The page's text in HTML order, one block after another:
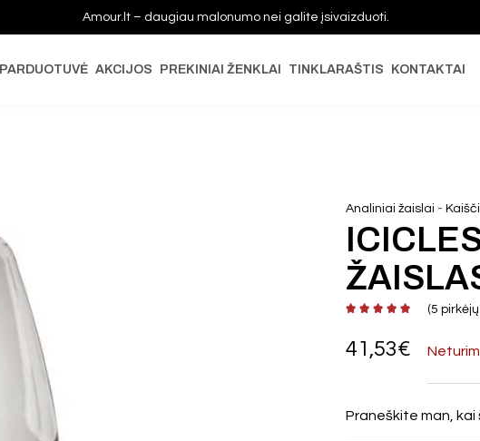
Amour.lt – daugiau malonumo nei galite įsivaizduoti.
PARDUOTUVĖ AKCIJOS PREKINIAI ŽENKLAI TINKLARAŠTIS KONTAKTAI
Analiniai žaislai -
(5
41,53€
Praneškite man,